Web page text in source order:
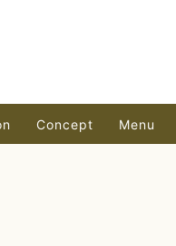
Concept Menu